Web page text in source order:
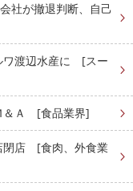
社が撤退判断、自己
ワ渡辺水産に [スー
＆Ａ [食品業界]
閉店 [食肉、外食業